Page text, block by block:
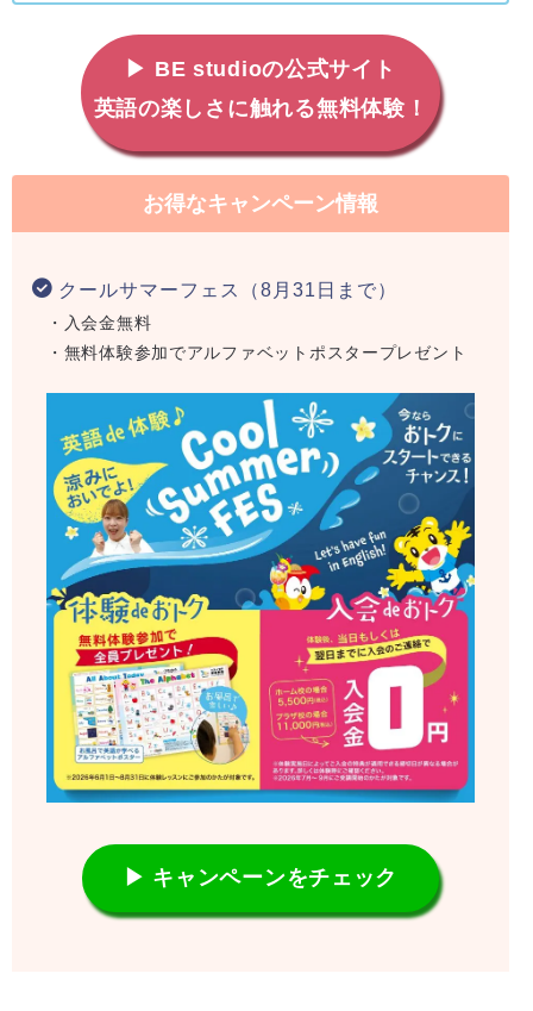
▶ BE studioの公式サイト
英語の楽しさに触れる無料体験！
お得なキャンペーン情報
クールサマーフェス（8月31日まで）
・入会金無料
・無料体験参加でアルファベットポスタープレゼント
▶ キャンペーンをチェック